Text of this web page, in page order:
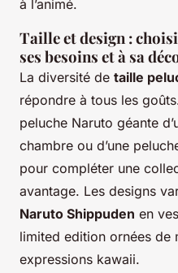
à l’animé.
Taille et design :
ses besoins et à sa
La diversité de taille
répondre à tous les goûts.
peluche Naruto géante
chambre ou d’une
pour compléter une
avantage. Les designs
Naruto Shippuden en
limited edition ornées de
expressions kawaii.